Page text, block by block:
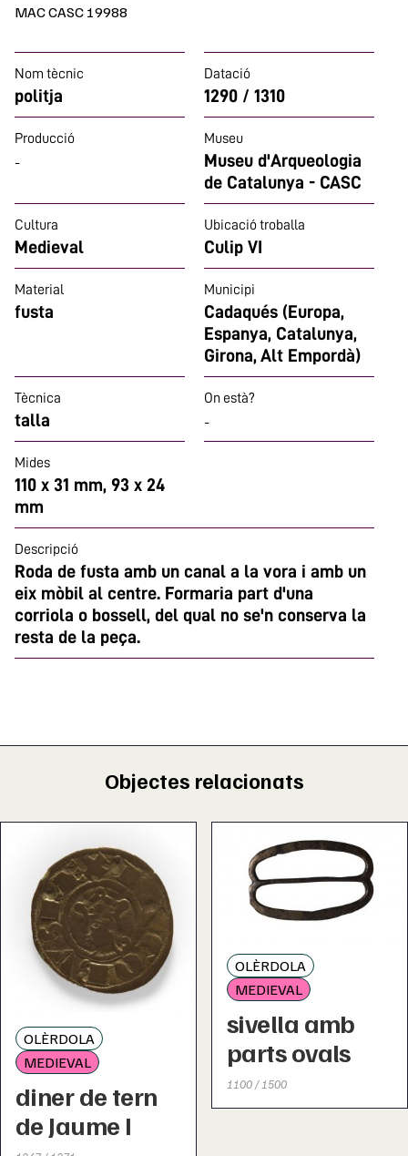
MAC CASC 19988
Nom tècnic
politja
Datació
1290 / 1310
Producció
-
Museu
Museu d'Arqueologia
de Catalunya - CASC
Cultura
Medieval
Ubicació troballa
Culip VI
Material
fusta
Municipi
Cadaqués (Europa,
Espanya, Catalunya,
Girona, Alt Empordà)
Tècnica
talla
On està?
-
Mides
110 x 31 mm, 93 x 24
mm
Descripció
Roda de fusta amb un canal a la vora i amb un
eix mòbil al centre. Formaria part d'una
corriola o bossell, del qual no se'n conserva la
resta de la peça.
Objectes relacionats
OLÈRDOLA
MEDIEVAL
diner de tern
de Jaume I
OLÈRDOLA
MEDIEVAL
sivella amb
parts ovals
1100 / 1500